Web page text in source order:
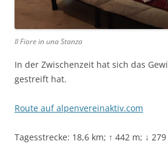
Il Fiore in una Stanza
In der Zwischenzeit hat sich das
gestreift hat.
Route auf alpenvereinaktiv.com
Tagesstrecke: 18,6 km; ↑ 442 m; ↓